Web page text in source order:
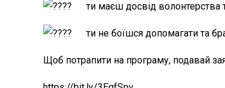
ти маєш досвід волонтерства
ти не боїшся допомагати та
Щоб потрапити на програму, подавай